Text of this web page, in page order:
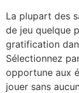
La plupart des
de jeu quelque
gratification
Sélectionnez
opportune aux
jouer sans